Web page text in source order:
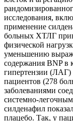
исследования,
применение
больных ХТЛГ
физической
уменьшению
содержания BNP в
гипертензии (ЛАГ)
пациентов (278
заболеваниями
системно-
силденафил
плацебо. Так, у